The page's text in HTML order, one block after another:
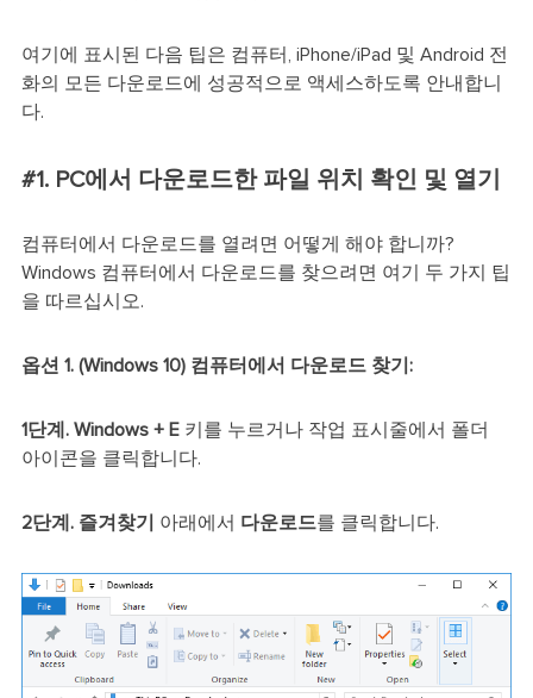
여기에 표시된 다음 팁은 컴퓨터, iPhone/iPad 및 Android 전
화의 모든 다운로드에 성공적으로 액세스하도록 안내합니
다.
#1. PC에서 다운로드한 파일 위치 확인 및 열기
컴퓨터에서 다운로드를 열려면 어떻게 해야 합니까?
Windows 컴퓨터에서 다운로드를 찾으려면 여기 두 가지 팁
을 따르십시오.
옵션 1. (Windows 10) 컴퓨터에서 다운로드 찾기:
1단계. Windows + E키를 누르거나 작업 표시줄에서 폴더
아이콘을 클릭합니다.
2단계. 즐겨찾기 아래에서 다운로드를 클릭합니다.